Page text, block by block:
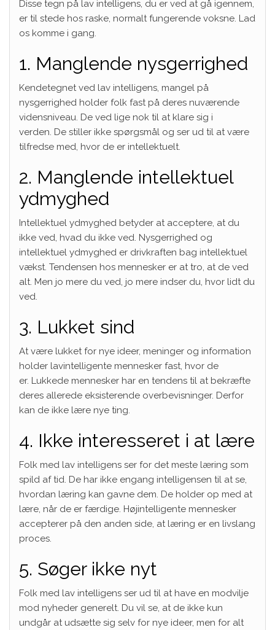
Disse tegn på lav intelligens, du er ved at gå igennem,
er til stede hos raske, normalt fungerende voksne. Lad
os komme i gang.
1. Manglende nysgerrighed
Kendetegnet ved lav intelligens, mangel på
nysgerrighed holder folk fast på deres nuværende
vidensniveau. De ved lige nok til at klare sig i
verden. De stiller ikke spørgsmål og ser ud til at være
tilfredse med, hvor de er intellektuelt.
2. Manglende intellektuel
ydmyghed
Intellektuel ydmyghed betyder at acceptere, at du
ikke ved, hvad du ikke ved. Nysgerrighed og
intellektuel ydmyghed er drivkraften bag intellektuel
vækst. Tendensen hos mennesker er at tro, at de ved
alt. Men jo mere du ved, jo mere indser du, hvor lidt du
ved.
3. Lukket sind
At være lukket for nye ideer, meninger og information
holder lavintelligente mennesker fast, hvor de
er. Lukkede mennesker har en tendens til at bekræfte
deres allerede eksisterende overbevisninger. Derfor
kan de ikke lære nye ting.
4. Ikke interesseret i at lære
Folk med lav intelligens ser for det meste læring som
spild af tid. De har ikke engang intelligensen til at se,
hvordan læring kan gavne dem. De holder op med at
lære, når de er færdige. Højintelligente mennesker
accepterer på den anden side, at læring er en livslang
proces.
5. Søger ikke nyt
Folk med lav intelligens ser ud til at have en modvilje
mod nyheder generelt. Du vil se, at de ikke kun
undgår at udsætte sig selv for nye ideer, men for alt